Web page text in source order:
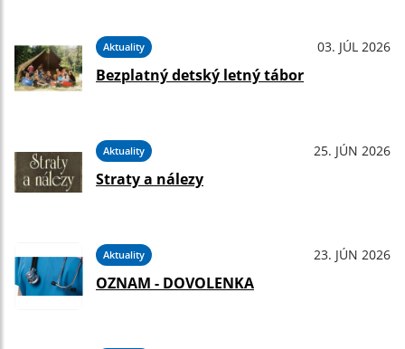
Aktuality 03. JÚL 2026
Bezplatný detský letný tábor
Aktuality 25. JÚN 2026
Straty a nálezy
Aktuality 23. JÚN 2026
OZNAM - DOVOLENKA